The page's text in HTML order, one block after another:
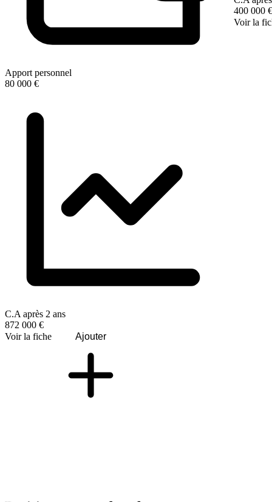
Apport personnel
80 000 €
C.A après 2 ans
872 000 €
Voir la fiche
Ajouter
400 000 €
Voir la